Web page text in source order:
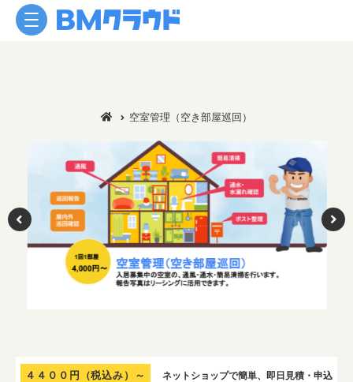
空室管理（空き部屋巡回）
４４００円（税込み）～ ネットショップで簡単、即日見積・申込